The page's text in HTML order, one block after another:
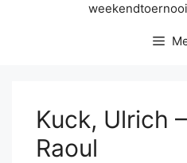
Kuck, Ulrich
Raoul